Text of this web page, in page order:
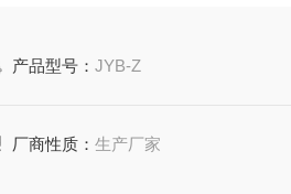
产品型号：JYB-Z
厂商性质：生产厂家